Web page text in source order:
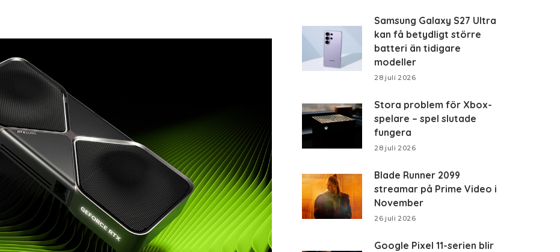
Samsung Galaxy S27 Ultra
kan få betydligt större
batteri än tidigare
modeller
28 juli 2026
Stora problem för Xbox-
spelare – spel slutade
fungera
28 juli 2026
Blade Runner 2099
streamar på Prime Video i
November
26 juli 2026
Google Pixel 11-serien blir